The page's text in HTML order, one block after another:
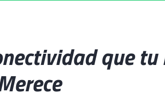
que tu